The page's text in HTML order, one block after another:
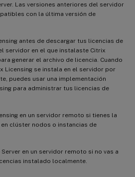
Las versiones anteriores del servidor
con la última versión de
antes de descargar tus licencias de
servidor en el que instalaste Citrix
generar el archivo de licencia. Cuando
Licensing se instala en el servidor por
puedes usar una implementación
para administrar tus licencias de
en un servidor remoto si tienes la
clúster nodos o instancias de
en un servidor remoto si no vas a
instalado localmente.